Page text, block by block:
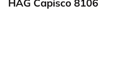
HÅG Capisco 8106